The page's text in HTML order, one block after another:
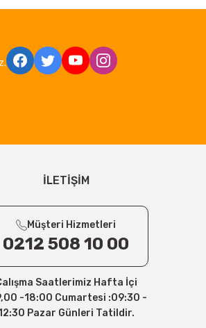
İLETİŞİM
Müşteri Hizmetleri
0212 508 10 00
Saatlerimiz Hafta İçi
-18:00 Cumartesi :09:30 -
Pazar Günleri Tatildir.